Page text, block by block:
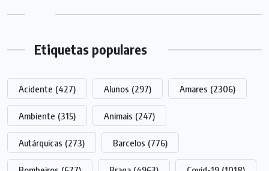
Etiquetas populares
Acidente (427) Alunos (297) Amares (2306)
Ambiente (315) Animais (247)
Autárquicas (273) Barcelos (776)